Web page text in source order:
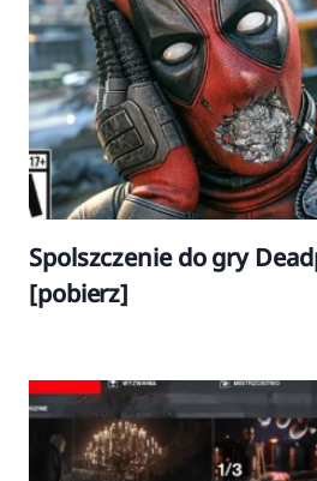
Spolszczenie do gry
[pobierz]